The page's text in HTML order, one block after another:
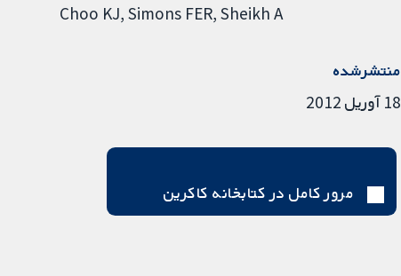
Choo KJ Simons FER Sheikh A
منتشرشده
18 آوریل 2012
مرور کامل در کتابخانه کاکرین